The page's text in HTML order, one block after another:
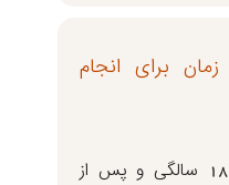
برای انجام
سن مناسب برای لابیاپلاستی معمولا بعد از ۱۸ سالگی و پس از